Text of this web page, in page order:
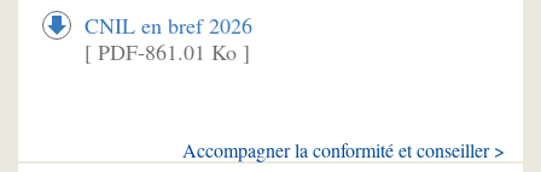
CNIL en bref 2026
[ PDF-861.01 Ko ]
Accompagner la conformité et conseiller >